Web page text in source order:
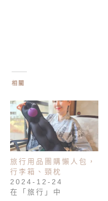
相關
旅行用品團購懶人包，
行李箱、頸枕
2024-12-24
在「旅行」中